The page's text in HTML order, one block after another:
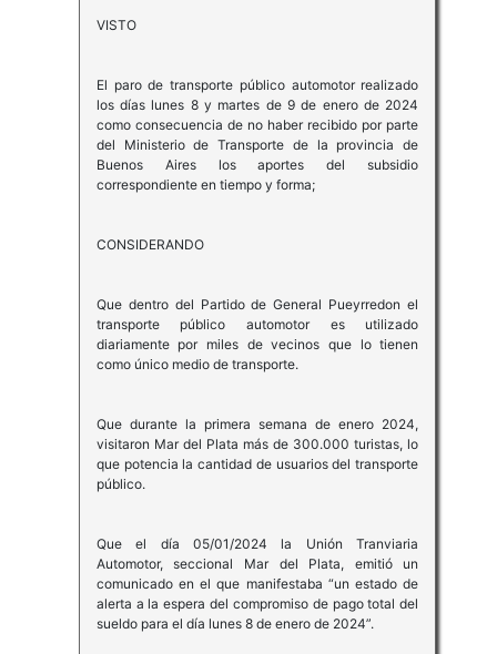
VISTO
El paro de transporte público automotor realizado
los días lunes 8 y martes de 9 de enero de 2024
como consecuencia de no haber recibido por parte
del Ministerio de Transporte de la provincia de
Buenos Aires los aportes del subsidio
correspondiente en tiempo y forma;
CONSIDERANDO
Que dentro del Partido de General Pueyrredon el
transporte público automotor es utilizado
diariamente por miles de vecinos que lo tienen
como único medio de transporte.
Que durante la primera semana de enero 2024,
visitaron Mar del Plata más de 300.000 turistas, lo
que potencia la cantidad de usuarios del transporte
público.
Que el día 05/01/2024 la Unión Tranviaria
Automotor, seccional Mar del Plata, emitió un
comunicado en el que manifestaba “un estado de
alerta a la espera del compromiso de pago total del
sueldo para el día lunes 8 de enero de 2024”.